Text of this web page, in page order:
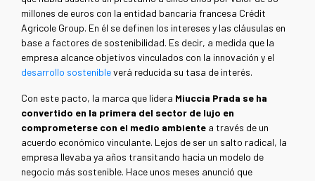
millones de euros con la entidad bancaria francesa Crédit
Agricole Group. En él se definen los intereses y las cláusulas en
base a factores de sostenibilidad. Es decir, a medida que la
empresa alcance objetivos vinculados con la innovación y el
desarrollo sostenibleverá reducida su tasa de interés.
Con este pacto, la marca que lidera Miuccia Prada se ha
convertido en la primera del sector de lujo en
comprometerse con el medio ambiente a través de un
acuerdo económico vinculante. Lejos de ser un salto radical, la
empresa llevaba ya años transitando hacia un modelo de
negocio más sostenible. Hace unos meses anunció que